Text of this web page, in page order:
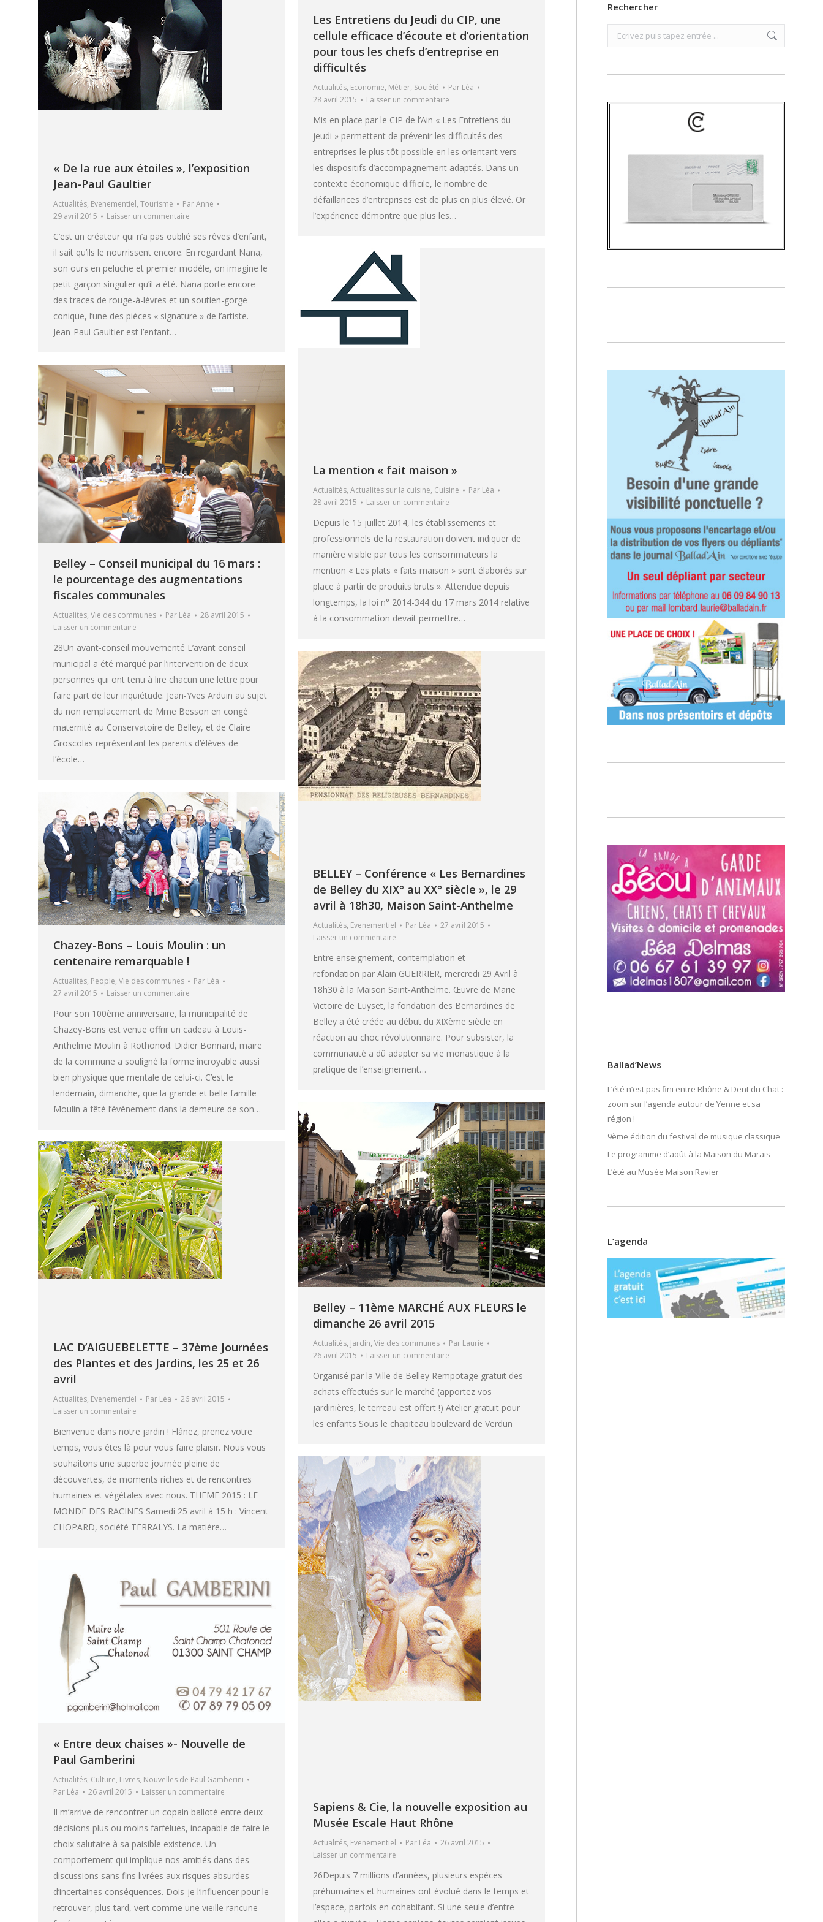
« De la rue aux étoiles », l’exposition
Jean-Paul Gaultier
Actualités, Evenementiel, Tourisme ParAnne
29 avril 2015
Laisser un commentaire
C’est un créateur qui n’a pas oublié ses rêves d’enfant,
il sait qu’ils le nourrissent encore. En regardant Nana,
son ours en peluche et premier modèle, on imagine le
petit garçon singulier qu’il a été. Nana porte encore
des traces de rouge-à-lèvres et un soutien-gorge
conique, l’une des pièces « signature » de l’artiste.
Jean-Paul Gaultier est l’enfant…
Les Entretiens du Jeudi du CIP, une
cellule efficace d’écoute et d’orientation
pour tous les chefs d’entreprise en
difficultés
Actualités, Economie, Métier, Société Par Léa
28 avril 2015
Laisser un commentaire
Mis en place par le CIP de l’Ain « Les Entretiens du
jeudi » permettent de prévenir les difficultés des
entreprises le plus tôt possible en les orientant vers
les dispositifs d’accompagnement adaptés. Dans un
contexte économique difficile, le nombre de
défaillances d’entreprises est de plus en plus élevé. Or
l’expérience démontre que plus les…
La mention « fait maison »
Actualités, Actualités sur la cuisine, Cuisine Par Léa
28 avril 2015
Laisser un commentaire
Depuis le 15 juillet 2014, les établissements et
professionnels de la restauration doivent indiquer de
manière visible par tous les consommateurs la
mention « Les plats « faits maison » sont élaborés sur
place à partir de produits bruts ». Attendue depuis
longtemps, la loi n° 2014-344 du 17 mars 2014 relative
à la consommation devait permettre…
Belley – Conseil municipal du 16 mars :
le pourcentage des augmentations
fiscales communales
Actualités, Vie des communes Par Léa
28 avril 2015
Laisser un commentaire
28Un avant-conseil mouvementé L’avant conseil
municipal a été marqué par l’intervention de deux
personnes qui ont tenu à lire chacun une lettre pour
faire part de leur inquiétude. Jean-Yves Arduin au sujet
du non remplacement de Mme Besson en congé
maternité au Conservatoire de Belley, et de Claire
Groscolas représentant les parents d’élèves de
l’école…
BELLEY – Conférence « Les Bernardines
de Belley du XIX° au XX° siècle », le 29
avril à 18h30, Maison Saint-Anthelme
Actualités, Evenementiel Par Léa
27 avril 2015
Laisser un commentaire
Entre enseignement, contemplation et
refondation par Alain GUERRIER, mercredi 29 Avril à
18h30 à la Maison Saint-Anthelme. Œuvre de Marie
Victoire de Luyset, la fondation des Bernardines de
Belley a été créée au début du XIXème siècle en
réaction au choc révolutionnaire. Pour subsister, la
communauté a dû adapter sa vie monastique à la
pratique de l’enseignement…
Chazey-Bons – Louis Moulin : un
centenaire remarquable !
Actualités, People, Vie des communes Par Léa
27 avril 2015
Laisser un commentaire
Pour son 100ème anniversaire, la municipalité de
Chazey-Bons est venue offrir un cadeau à Louis-
Anthelme Moulin à Rothonod. Didier Bonnard, maire
de la commune a souligné la forme incroyable aussi
bien physique que mentale de celui-ci. C’est le
lendemain, dimanche, que la grande et belle famille
Moulin a fêté l’événement dans la demeure de son…
Belley – 11ème MARCHÉ AUX FLEURS le
dimanche 26 avril 2015
Actualités, Jardin, Vie des communes Par Laurie
26 avril 2015
Laisser un commentaire
Organisé par la Ville de Belley Rempotage gratuit des
achats effectués sur le marché (apportez vos
jardinières, le terreau est offert !) Atelier gratuit pour
les enfants Sous le chapiteau boulevard de Verdun
LAC D’AIGUEBELETTE – 37ème Journées
des Plantes et des Jardins, les 25 et 26
avril
Actualités, Evenementiel Par Léa
26 avril 2015
Laisser un commentaire
Bienvenue dans notre jardin ! Flânez, prenez votre
temps, vous êtes là pour vous faire plaisir. Nous vous
souhaitons une superbe journée pleine de
découvertes, de moments riches et de rencontres
humaines et végétales avec nous. THEME 2015 : LE
MONDE DES RACINES Samedi 25 avril à 15 h : Vincent
CHOPARD, société TERRALYS. La matière…
Sapiens & Cie, la nouvelle exposition au
Musée Escale Haut Rhône
Actualités, Evenementiel Par Léa
26 avril 2015
Laisser un commentaire
26Depuis 7 millions d’années, plusieurs espèces
préhumaines et humaines ont évolué dans le temps et
l’espace, parfois en cohabitant. Si une seule d’entre
« Entre deux chaises »- Nouvelle de
Paul Gamberini
Actualités, Culture, Livres, Nouvelles de Paul Gamberini
Par Léa 26 avril 2015 Laisser un commentaire
Il m’arrive de rencontrer un copain balloté entre deux
décisions plus ou moins farfelues, incapable de faire le
choix salutaire à sa paisible existence. Un
comportement qui implique nos amitiés dans des
discussions sans fins livrées aux risques absurdes
d’incertaines conséquences. Dois-je l’influencer pour le
retrouver, plus tard, vert comme une vieille rancune
Rechercher
Search:
Ballad’News
L’été n’est pas fini entre Rhône & Dent du Chat :
zoom sur l’agenda autour de Yenne et sa
région !
9ème édition du festival de musique classique
Le programme d’août à la Maison du Marais
L’été au Musée Maison Ravier
L’agenda